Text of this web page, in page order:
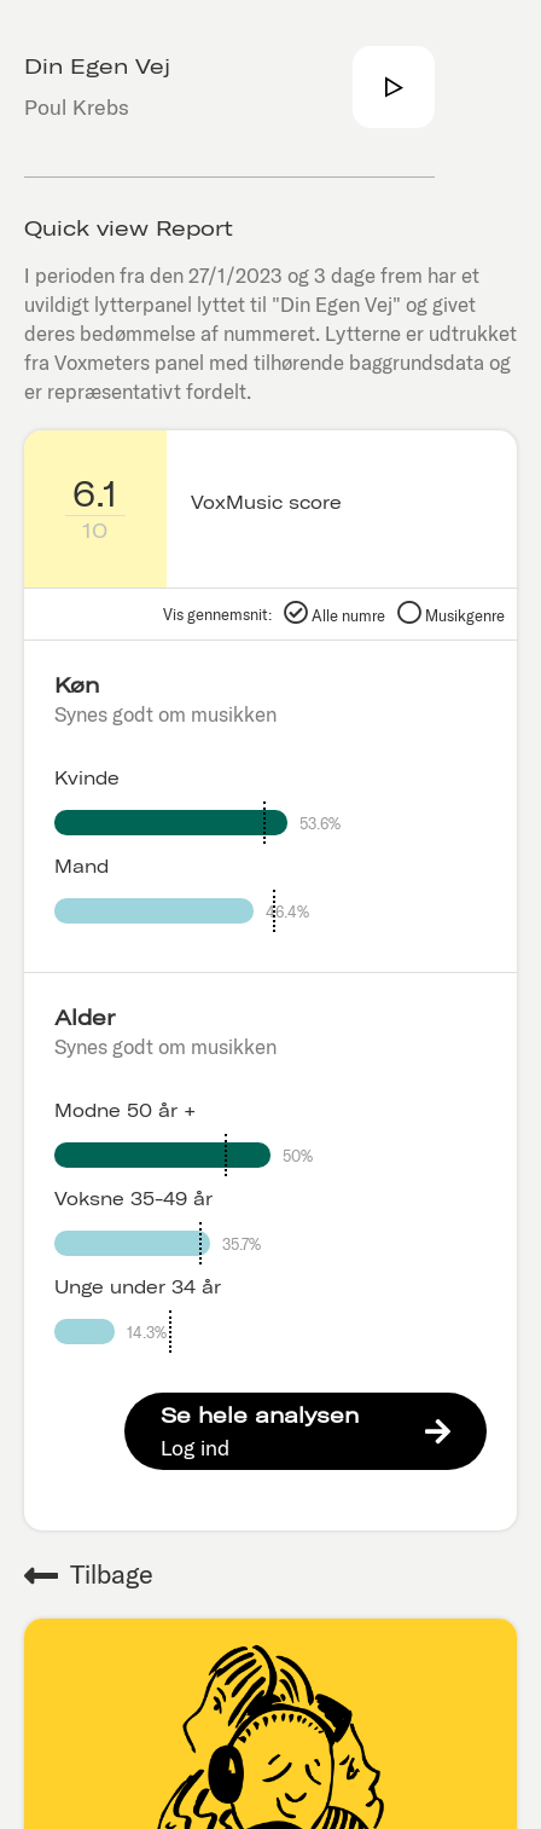
Din Egen Vej
Poul Krebs
Quick view Report
I perioden fra den27/1/2023 og 3 dage frem har et
uvildigt lytterpanel lyttet til "Din Egen Vej" og givet
deres bedømmelse af nummeret. Lytterne er udtrukket
fra Voxmeters panel med tilhørende baggrundsdata og
er repræsentativt fordelt.
6.1
10
VoxMusic score
Vis gennemsnit: Alle numre Musikgenre
Køn
Synes godt om musikken
Kvinde
53.6%
Mand
46.4%
Alder
Synes godt om musikken
Modne 50 år +
50%
Voksne 35-49 år
35.7%
Unge under 34 år
14.3%
Se hele analysen
Log ind
Tilbage